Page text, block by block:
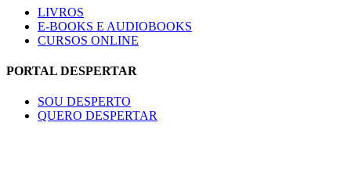
LIVROS
E-BOOKS E AUDIOBOOKS
CURSOS ONLINE
PORTAL DESPERTAR
SOU DESPERTO
QUERO DESPERTAR